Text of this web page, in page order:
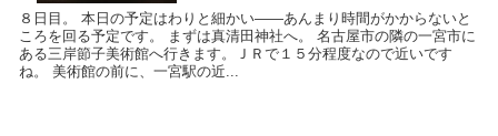
８日目。 本日の予定はわりと細かい――あんまり時間がかからないと
ころを回る予定です。 まずは真清田神社へ。 名古屋市の隣の一宮市に
ある三岸節子美術館へ行きます。ＪＲで１５分程度なので近いです
ね。 美術館の前に、一宮駅の近...